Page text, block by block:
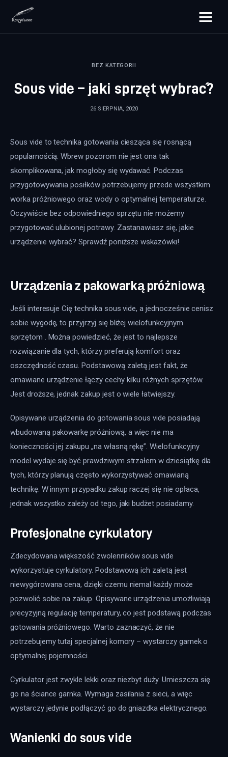
rozpisane.pl
Zdrowie
Dom i ogród
Więcej
BEZ KATEGORII
Sous vide – jaki sprzęt wybrać?
26 SIERPNIA, 2020
Sous vide to technika gotowania ciesząca się rosnącą
popularnością. Wbrew pozorom nie jest ona tak
skomplikowana, jak mogłoby się wydawać. Podczas
przygotowywania posiłków potrzebujemy przede wszystkim
worka próżniowego oraz wody o optymalnej temperaturze.
Oczywiście bez odpowiedniego sprzętu nie możemy
przygotować ulubionej potrawy. Zastanawiasz się, jakie
urządzenie wybrać? Sprawdź poniższe wskazówki!
Urządzenia z pakowarką próżniową
Jeśli interesuje Cię technika sous vide, a jednocześnie cenisz
sobie wygodę, to przyjrzyj się bliżej wielofunkcyjnym
sprzętom . Można powiedzieć, że jest to najlepsze
rozwiązanie dla tych, którzy preferują komfort oraz
oszczędność czasu. Podstawową zaletą jest fakt, że
omawiane urządzenie łączy cechy kilku różnych sprzętów.
Jest droższe, jednak zakup jest o wiele łatwiejszy.
Opisywane urządzenia do gotowania sous vide posiadają
wbudowaną pakowarkę próżniową, a więc nie ma
konieczności jej zakupu „na własną rękę”. Wielofunkcyjny
model wydaje się być prawdziwym strzałem w dziesiątkę dla
tych, którzy planują często wykorzystywać omawianą
technikę. W innym przypadku zakup raczej się nie opłaca,
jednak wszystko zależy od tego, jaki budżet posiadamy.
Profesjonalne cyrkulatory
Zdecydowana większość zwolenników sous vide
wykorzystuje cyrkulatory. Podstawową ich zaletą jest
niewygórowana cena, dzięki czemu niemal każdy może
pozwolić sobie na zakup. Opisywane urządzenia umożliwiają
precyzyjną regulację temperatury, co jest podstawą podczas
gotowania próżniowego. Warto zaznaczyć, że nie
potrzebujemy tutaj specjalnej komory – wystarczy garnek o
optymalnej pojemności.
Cyrkulator jest zwykle lekki oraz niezbyt duży. Umieszcza się
go na ściance garnka. Wymaga zasilania z sieci, a więc
wystarczy jedynie podłączyć go do gniazdka elektrycznego.
Wanienki do sous vide